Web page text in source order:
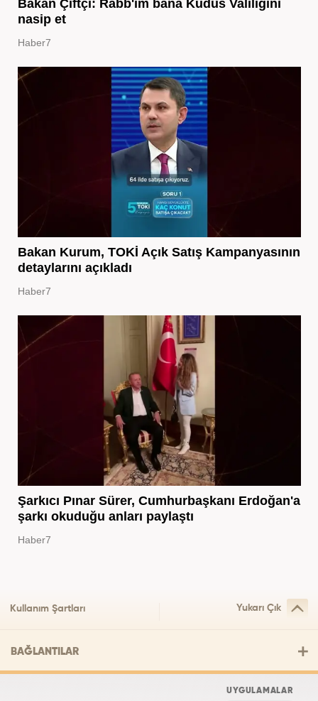
Bakan Çiftçi: Rabb'im bana Kudüs Valiliğini
nasip et
Haber7
Bakan Kurum, TOKİ Açık Satış Kampanyasının
detaylarını açıkladı
Haber7
Şarkıcı Pınar Sürer, Cumhurbaşkanı Erdoğan'a
şarkı okuduğu anları paylaştı
Haber7
Kullanım Şartları Yukarı Çık
BAĞLANTILAR
UYGULAMALAR